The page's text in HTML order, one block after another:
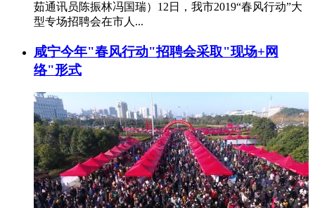
茹通讯员陈振林冯国瑞）12日，我市2019“春风行动”大
型专场招聘会在市人...
咸宁今年"春风行动"招聘会采取"现场+网
络"形式